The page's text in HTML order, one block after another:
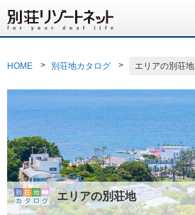
HOME 別荘地カタログ エリアの別荘地
エリアの別荘地